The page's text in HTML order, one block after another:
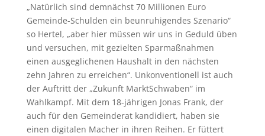
„Natürlich sind demnächst 70 Millionen Euro
Gemeinde-Schulden ein beunruhigendes Szenario“
so Hertel, „aber hier müssen wir uns in Geduld üben
und versuchen, mit gezielten Sparmaßnahmen
einen ausgeglichenen Haushalt in den nächsten
zehn Jahren zu erreichen“. Unkonventionell ist auch
der Auftritt der „Zukunft MarktSchwaben“ im
Wahlkampf. Mit dem 18-jährigen Jonas Frank, der
auch für den Gemeinderat kandidiert, haben sie
einen digitalen Macher in ihren Reihen. Er füttert